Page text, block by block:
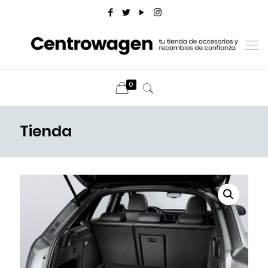
0
Tienda